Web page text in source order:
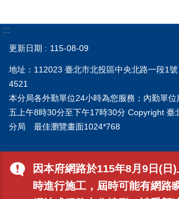
因本府網路於115年8月9日(日
時進行施工，屆時可能有網路
:::
更新日期 115-08-09
地址：112023 臺北市北投區中央北路一段1
4521
本分局各外勤單位24小時為您服務；內勤單位
五上午8時30分至下午17時30分 Copyright 臺
分局 最佳瀏覽畫面1024*768